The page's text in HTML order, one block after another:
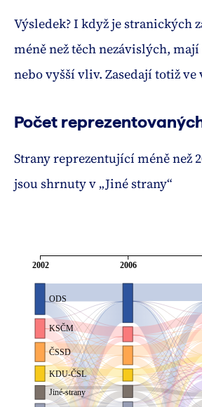
Výsledek? I když je stranických
méně než těch nezávislých,
nebo vyšší vliv. Zasedají totiž
Počet
Strany reprezentující méně než
jsou shrnuty v „Jiné strany“